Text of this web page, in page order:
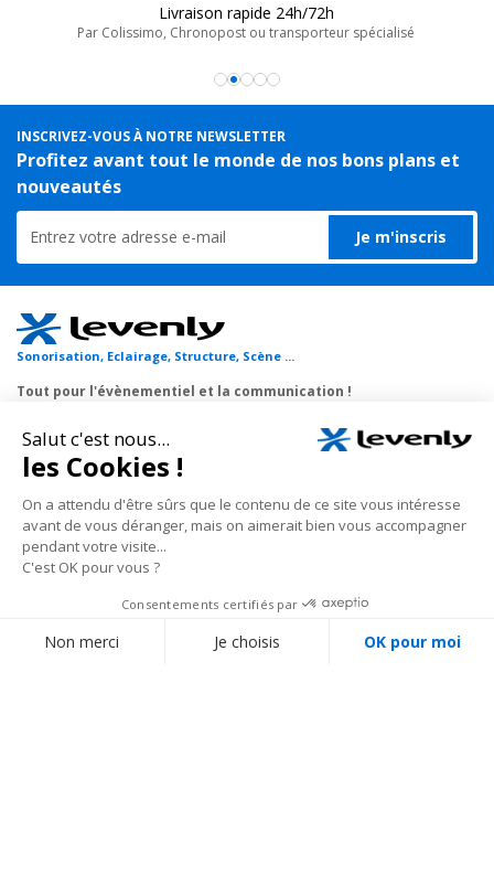
Livraison rapide 24h/72h
Par Colissimo, Chronopost ou transporteur spécialisé
INSCRIVEZ-VOUS À NOTRE NEWSLETTER
Profitez avant tout le monde de nos bons plans et
nouveautés
Je m'inscris
Sonorisation, Eclairage, Structure, Scène ...
Tout pour l'évènementiel et la communication !
d'éclairage, public-address et visites guidées, flight-case, sans oublier les
structures scéniques et structures aluminium pour stand d'exposition et
grill auto-porté avec leurs projecteurs à leds et architecturaux.
Nos conseillers spécialisés vous écoutent au01 69
35 36 36
du lundi au vendredi de 10h à 18h (hors jours fériés), prix d’un appel local